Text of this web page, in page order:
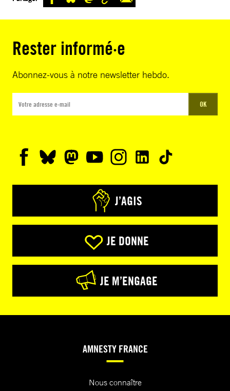
Rester informé·e
Abonnez-vous à notre newsletter hebdo.
OK
J’AGIS
JE DONNE
JE M’ENGAGE
AMNESTY FRANCE
Nous connaître